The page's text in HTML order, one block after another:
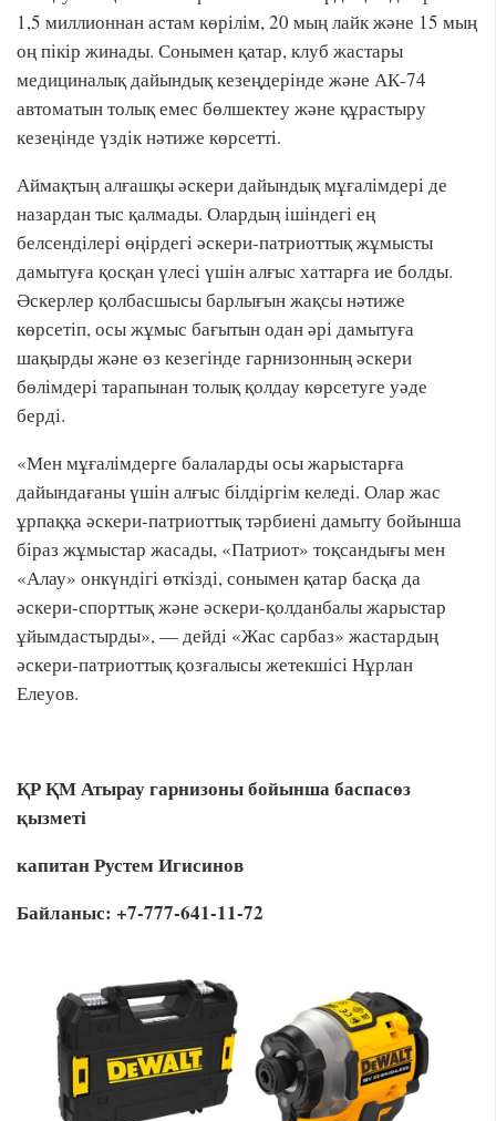
1,5 миллионнан астам көрілім, 20 мың лайк және 15 мың
оң пікір жинады. Сонымен қатар, клуб жастары
медициналық дайындық кезеңдерінде және АК-74
автоматын толық емес бөлшектеу және құрастыру
кезеңінде үздік нәтиже көрсетті.
Аймақтың алғашқы әскери дайындық мұғалімдері де
назардан тыс қалмады. Олардың ішіндегі ең
белсенділері өңірдегі әскери-патриоттық жұмысты
дамытуға қосқан үлесі үшін алғыс хаттарға ие болды.
Әскерлер қолбасшысы барлығын жақсы нәтиже
көрсетіп, осы жұмыс бағытын одан әрі дамытуға
шақырды және өз кезегінде гарнизонның әскери
бөлімдері тарапынан толық қолдау көрсетуге уәде
берді.
«Мен мұғалімдерге балаларды осы жарыстарға
дайындағаны үшін алғыс білдіргім келеді. Олар жас
ұрпаққа әскери-патриоттық тәрбиені дамыту бойынша
біраз жұмыстар жасады, «Патриот» тоқсандығы мен
«Алау» онкүндігі өткізді, сонымен қатар басқа да
әскери-спорттық және әскери-қолданбалы жарыстар
ұйымдастырды», — дейді «Жас сарбаз» жастардың
әскери-патриоттық қозғалысы жетекшісі Нұрлан
Елеуов.
ҚР ҚМ Атырау гарнизоны бойынша баспасөз
қызметі
капитан Рустем Игисинов
Байланыс: +7-777-641-11-72